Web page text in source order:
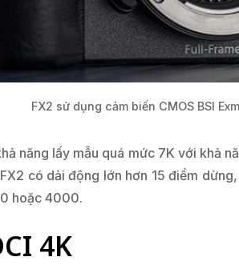
FX2 sử dụng cảm biến CMOS BSI
năng lấy mẫu quá mức 7K với khả
có dải động lớn hơn 15 điểm
hoặc 4000.
4K